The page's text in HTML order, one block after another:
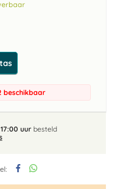
beschikbaar
17:00 uurbesteld